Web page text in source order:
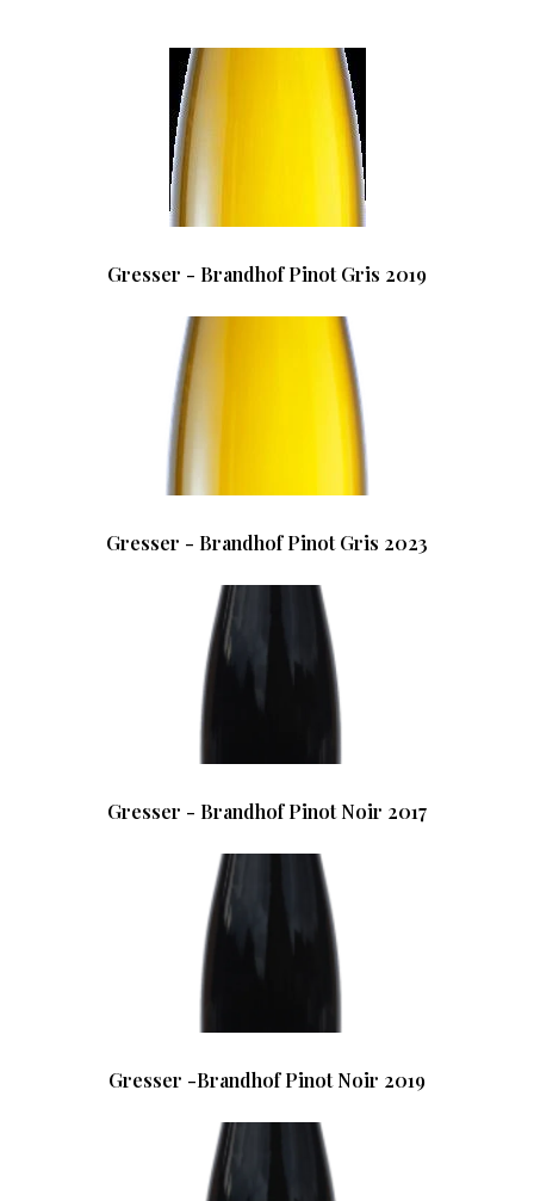
Gresser - Brandhof Pinot Gris 2019
Gresser - Brandhof Pinot Gris 2023
Gresser - Brandhof Pinot Noir 2017
Gresser -Brandhof Pinot Noir 2019